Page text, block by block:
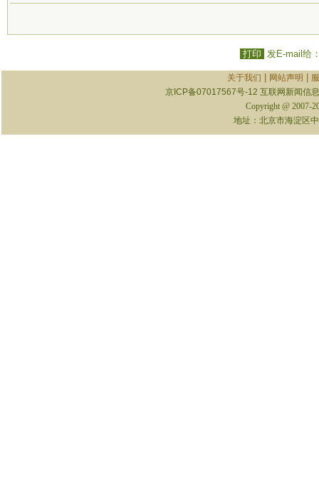
打印 发E-mail给
关于我们 网站声明
京ICP备07017567号-12 互联网新闻信
Copyright @ 2007-
地址：北京市海淀区